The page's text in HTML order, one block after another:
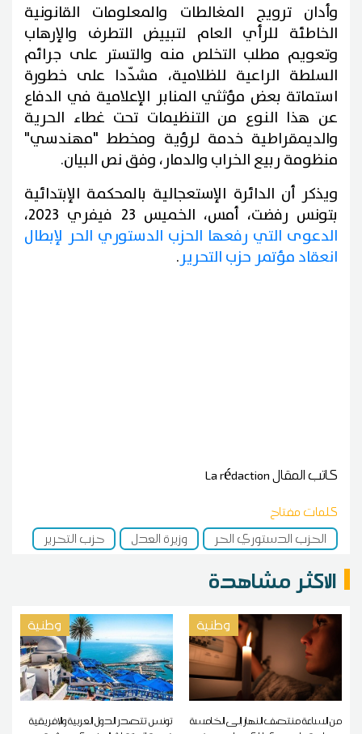
وأدان ترويج المغالطات والمعلومات القانونية
الخاطئة للرأي العام لتبييض التطرف والإرهاب
وتعويم مطلب التخلص منه والتستر على جرائم
السلطة الراعية للظلامية، مشدّدا على خطورة
استماتة بعض مؤثثي المنابر الإعلامية في الدفاع
عن هذا النوع من التنظيمات تحت غطاء الحرية
والديمقراطية خدمة لرؤية ومخطط "مهندسي"
منظومة ربيع الخراب والدمار، وفق نص البيان.
ويذكر أن الدائرة الإستعجالية بالمحكمة الإبتدائية
بتونس رفضت، أمس، الخميس 23 فيفري 2023،
الدعوى التي رفعها الحزب الدستوري الحر لإبطال
انعقاد مؤتمر حزب التحرير.
كاتب المقالLa rédaction
كلمات مفتاح
الحزب الدستوري الحر
وزيرة العدل حزب التحرير
الاكثر مشاهدة
وطنية
من الساعة منتصف النهار إلى الخامسة
وطنية
تونس تتصدر الدول العربية والإفريقية